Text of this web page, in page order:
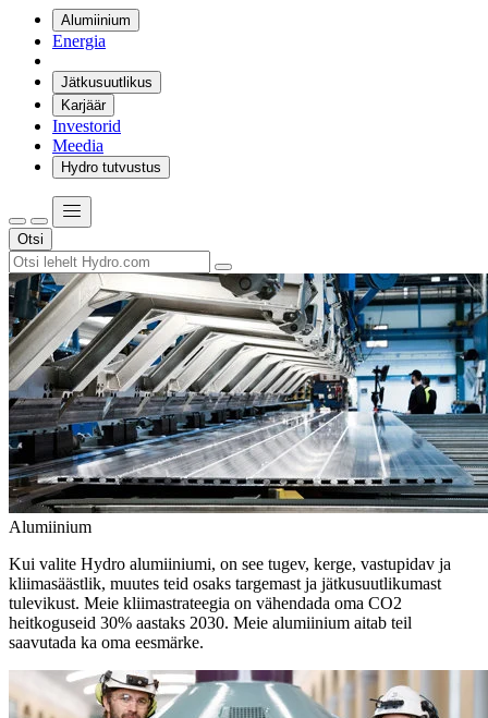
Alumiinium
Energia
Jätkusuutlikus
Karjäär
Investorid
Meedia
Hydro tutvustus
Otsi
Alumiinium
Kui valite Hydro alumiiniumi, on see tugev, kerge, vastupidav ja
kliimasäästlik, muutes teid osaks targemast ja jätkusuutlikumast
tulevikust. Meie kliimastrateegia on vähendada oma CO2
heitkoguseid 30% aastaks 2030. Meie alumiinium aitab teil
saavutada ka oma eesmärke.